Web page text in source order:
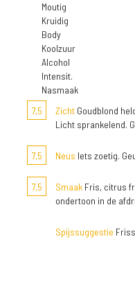
Moutig
Kruidig
Body
Koolzuur
Alcohol
Intensit.
Nasmaak
7,5
Zicht Goudblond
Licht sprankelend.
7,5 Neus Iets zoetig.
7,5 Smaak Fris, citrus
ondertoon in de
Spijssuggestie